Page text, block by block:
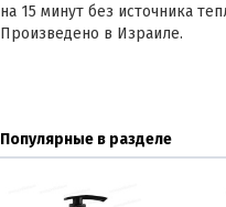
на 15 минут без источника
Произведено в Израиле.
Популярные в разделе